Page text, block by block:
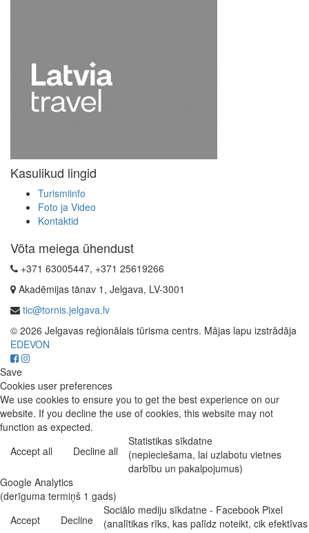
Kasulikud lingid
Turismiinfo
Foto ja Video
Kontaktid
Võta meiega ühendust
+371 63005447, +371 25619266
Akadēmijas tänav 1, Jelgava, LV-3001
tic@tornis.jelgava.lv
© 2026 Jelgavas reģionālais tūrisma centrs. Mājas lapu izstrādāja
EDEVON
Save
Cookies user preferences
We use cookies to ensure you to get the best experience on our
website. If you decline the use of cookies, this website may not
function as expected.
Accept all
Decline all
Statistikas sīkdatne
(nepieciešama, lai uzlabotu vietnes
darbību un pakalpojumus)
Google Analytics
(derīguma termiņš 1 gads)
Accept
Decline
Sociālo mediju sīkdatne - Facebook Pixel
(analītikas rīks, kas palīdz noteikt, cik efektīvas